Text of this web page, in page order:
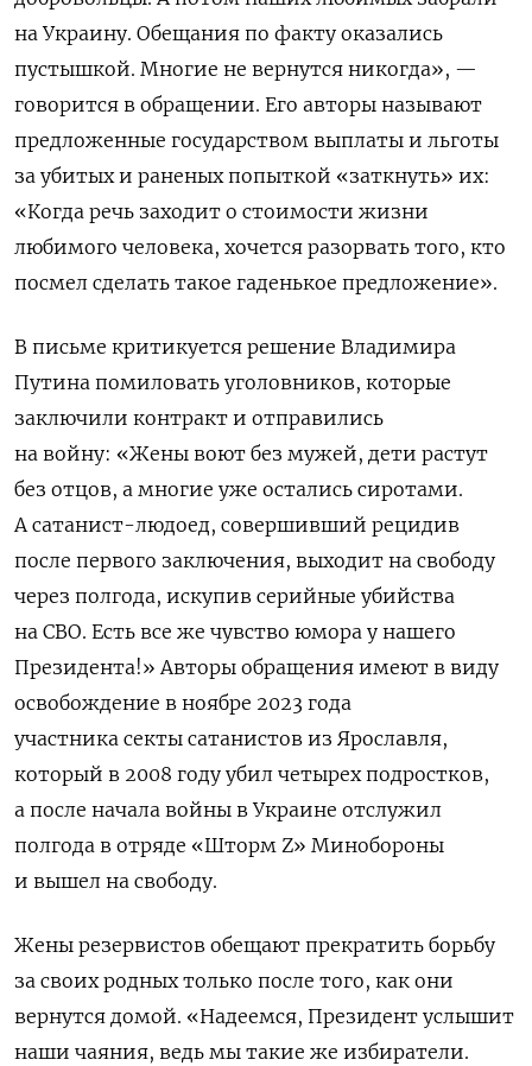
на Украину. Обещания по факту оказались
пустышкой. Многие не вернутся никогда», —
говорится в обращении. Его авторы называют
предложенные государством выплаты и льготы
за убитых и раненых попыткой «заткнуть» их:
«Когда речь заходит о стоимости жизни
любимого человека, хочется разорвать того, кто
посмел сделать такое гаденькое предложение».
В письме критикуется решение Владимира
Путина помиловать уголовников, которые
заключили контракт и отправились
на войну: «Жены воют без мужей, дети растут
без отцов, а многие уже остались сиротами.
А сатанист-людоед, совершивший рецидив
после первого заключения, выходит на свободу
через полгода, искупив серийные убийства
на СВО. Есть все же чувство юмора у нашего
Президента!» Авторы обращения имеют в виду
освобождение в ноябре 2023 года
участника секты сатанистов из Ярославля,
который в 2008 году убил четырех подростков,
а после начала войны в Украине отслужил
полгода в отряде «Шторм Z» Минобороны
и вышел на свободу.
Жены резервистов обещают прекратить борьбу
за своих родных только после того, как они
вернутся домой. «Надеемся, Президент услышит
наши чаяния, ведь мы такие же избиратели.